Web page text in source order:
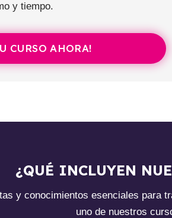
y tiempo.
CURSO AHORA!
¿QUÉ INCLUYEN
y conocimientos esenciales para
uno de nuestros